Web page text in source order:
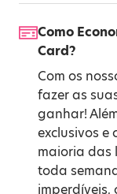
Como
Card?
Com os
fazer as
ganhar!
exclusivos e
maioria das
toda
imperdíveis,